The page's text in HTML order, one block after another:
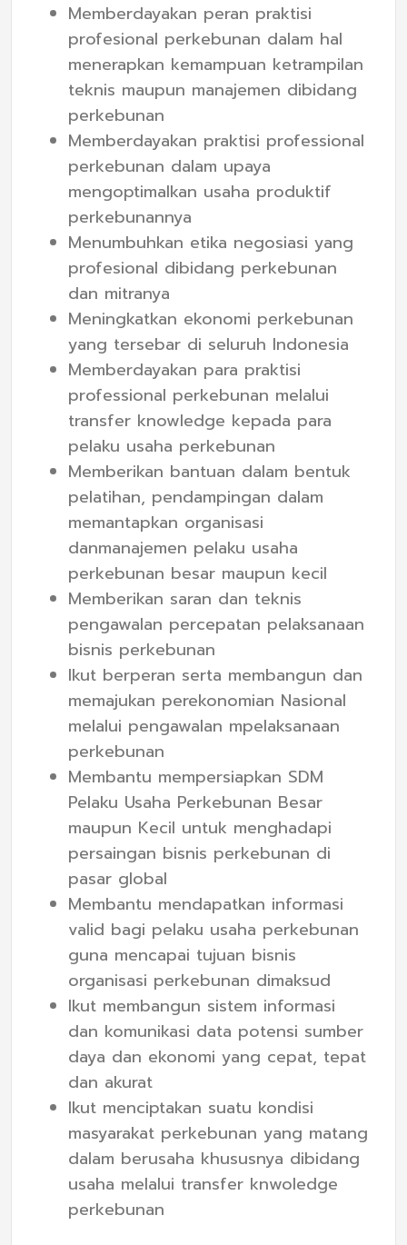
Memberdayakan peran praktisi
profesional perkebunan dalam hal
menerapkan kemampuan ketrampilan
teknis maupun manajemen dibidang
perkebunan
Memberdayakan praktisi professional
perkebunan dalam upaya
mengoptimalkan usaha produktif
perkebunannya
Menumbuhkan etika negosiasi yang
profesional dibidang perkebunan
dan mitranya
Meningkatkan ekonomi perkebunan
yang tersebar di seluruh Indonesia
Memberdayakan para praktisi
professional perkebunan melalui
transfer knowledge kepada para
pelaku usaha perkebunan
Memberikan bantuan dalam bentuk
pelatihan, pendampingan dalam
memantapkan organisasi
danmanajemen pelaku usaha
perkebunan besar maupun kecil
Memberikan saran dan teknis
pengawalan percepatan pelaksanaan
bisnis perkebunan
Ikut berperan serta membangun dan
memajukan perekonomian Nasional
melalui pengawalan mpelaksanaan
perkebunan
Membantu mempersiapkan SDM
Pelaku Usaha Perkebunan Besar
maupun Kecil untuk menghadapi
persaingan bisnis perkebunan di
pasar global
Membantu mendapatkan informasi
valid bagi pelaku usaha perkebunan
guna mencapai tujuan bisnis
organisasi perkebunan dimaksud
Ikut membangun sistem informasi
dan komunikasi data potensi sumber
daya dan ekonomi yang cepat, tepat
dan akurat
Ikut menciptakan suatu kondisi
masyarakat perkebunan yang matang
dalam berusaha khususnya dibidang
usaha melalui transfer knwoledge
perkebunan